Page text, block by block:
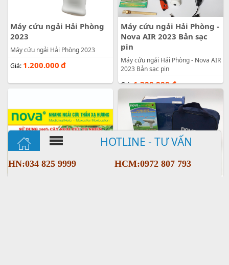
HOTLINE - TƯ VẤN
HN:034 825 9999 HCM:0972 807 793
Máy cứu ngải Hải Phòng
2023
Máy cứu ngải Hải Phòng 2023
Giá: 1.200.000 đ
Máy cứu ngải Hải Phòng -
Nova AIR 2023 Bản sạc
pin
Máy cứu ngải Hải Phòng - Nova AIR
2023 Bản sạc pin
Giá:1.200.000đ